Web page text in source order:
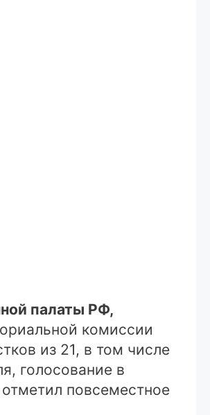
палаты РФ,
комиссии
из 21, в том числе
голосование в
повсеместное